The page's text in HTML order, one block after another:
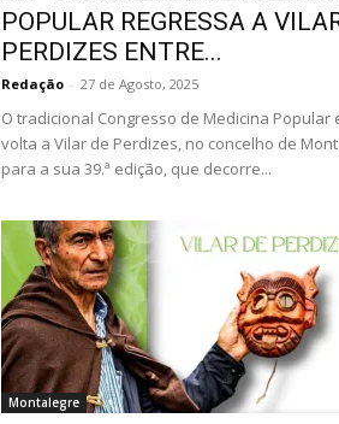
POPULAR REGRESSA A
PERDIZES ENTRE...
Redação - 27 de Agosto, 2025
O tradicional Congresso de Medicina Popular
volta a Vilar de Perdizes, no concelho de
para a sua 39.ª edição, que decorre...
Montalegre